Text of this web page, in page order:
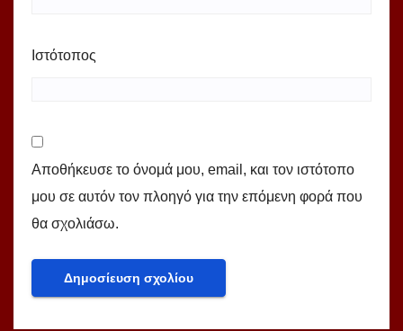
Ιστότοπος
Αποθήκευσε το όνομά μου, email, και τον ιστότοπο
μου σε αυτόν τον πλοηγό για την επόμενη φορά που
θα σχολιάσω.